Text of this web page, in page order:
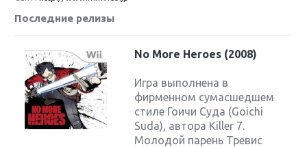
Последние релизы
No More Heroes (2008)
Игра выполнена в
фирменном сумасшедшем
стиле Гоичи Суда (Goichi
Suda), автора Killer 7.
Молодой парень Тревис